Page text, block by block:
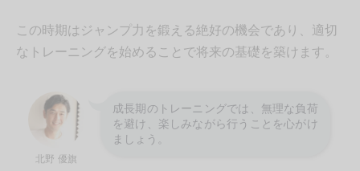
この時期はジャンプ力を鍛える絶好の機会であり、適切
なトレーニングを始めることで将来の基礎を築けます。
北野 優旗
成長期のトレーニングでは、無理な負荷
を避け、楽しみながら行うことを心がけ
ましょう。